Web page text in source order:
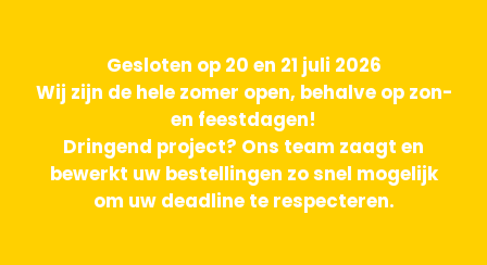
Gesloten op 20 en 21 juli 2026
Wij zijn de hele zomer open, behalve op zon-
en feestdagen!
Dringend project? Ons team zaagt en
bewerkt uw bestellingen zo snel mogelijk
om uw deadline te respecteren.